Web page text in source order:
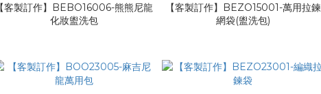
【客製訂作】BEBO16006-熊熊尼龍
化妝盥洗包
【客製訂作】BEZO15001-萬用拉鍊
網袋(盥洗包)